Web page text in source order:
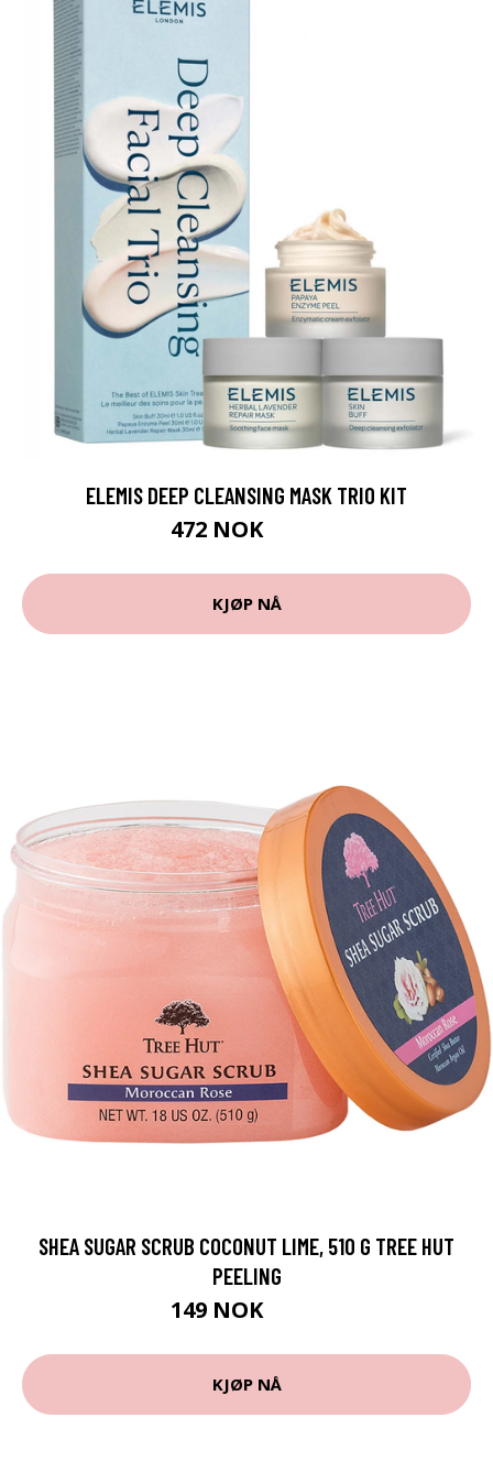
ELEMIS DEEP CLEANSING MASK TRIO KIT
472 NOK
KJØP NÅ
SHEA SUGAR SCRUB COCONUT LIME, 510 G TREE HUT
PEELING
149 NOK
KJØP NÅ